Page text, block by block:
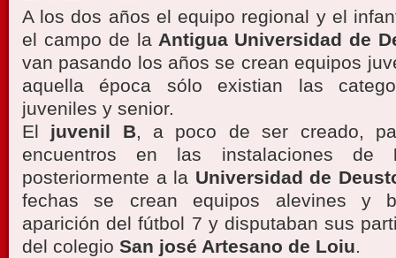
A los dos años el equipo regional y el
el campo de laAntigua Universidad de
van pasando los años se crean equipos
aquella época sólo existian las
juveniles y senior.
El juvenil B, a poco de ser creado,
encuentros en las instalaciones de
posteriormente a la Universidad de
fechas se crean equipos alevines y
aparición del fútbol 7 y disputaban sus
del colegio San josé Artesano de Loiu.